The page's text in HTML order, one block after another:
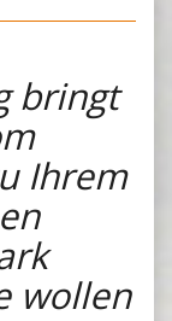
bringt
Ihrem
wollen